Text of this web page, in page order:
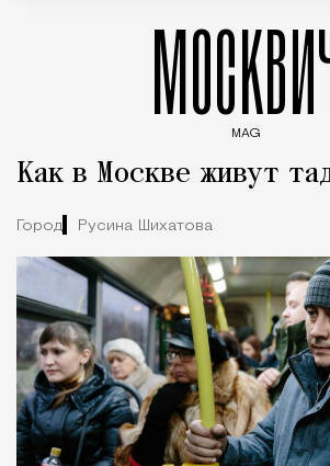
MAG
Как в Москве живут
Город Русина Шихатова